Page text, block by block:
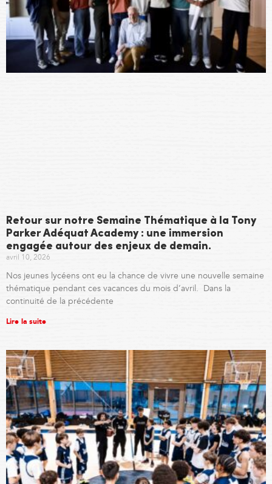
Retour sur notre Semaine Thématique à la Tony
Parker Adéquat Academy : une immersion
engagée autour des enjeux de demain.
avril 10, 2026
Nos jeunes lycéens ont eu la chance de vivre une nouvelle semaine
thématique pendant ces vacances du mois d’avril. Dans la
continuité de la précédente
Lire la suite